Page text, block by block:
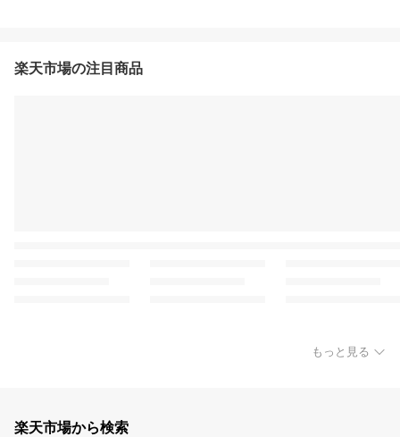
楽天市場の注目商品
もっと見る
楽天市場から検索